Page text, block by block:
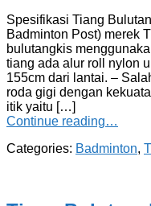
Spesifikasi Tiang
Badminton Post) merek
bulutangkis
tiang ada alur roll nylon
155cm dari lantai. –
roda gigi dengan
itik yaitu […]
Continue reading…
Categories: Badminton,